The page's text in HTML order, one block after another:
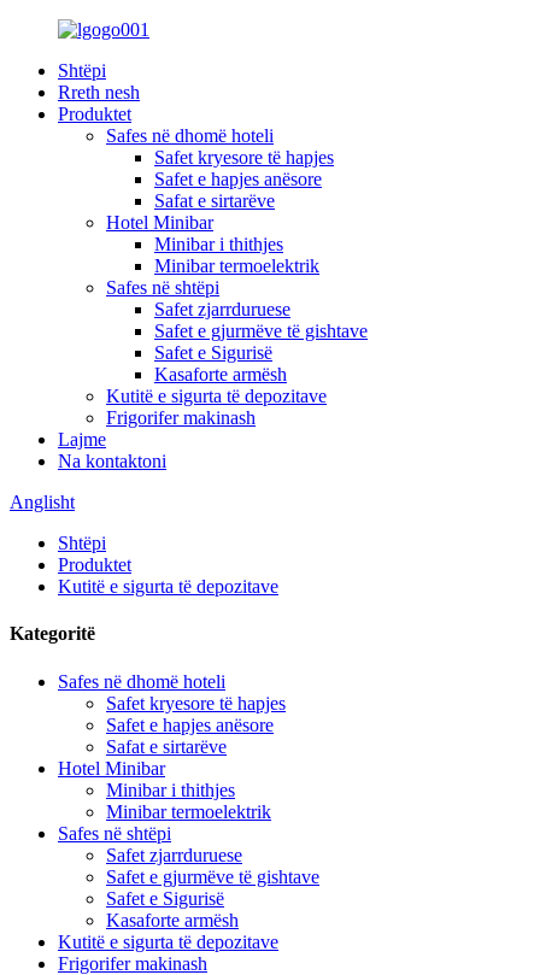
Shtëpi
Rreth nesh
Produktet
Safes në dhomë hoteli
Safet kryesore të hapjes
Safet e hapjes anësore
Safat e sirtarëve
Hotel Minibar
Minibar i thithjes
Minibar termoelektrik
Safes në shtëpi
Safet zjarrduruese
Safet e gjurmëve të gishtave
Safet e Sigurisë
Kasaforte armësh
Kutitë e sigurta të depozitave
Frigorifer makinash
Lajme
Na kontaktoni
Anglisht
Shtëpi
Produktet
Kutitë e sigurta të depozitave
Kategoritë
Safes në dhomë hoteli
Safet kryesore të hapjes
Safet e hapjes anësore
Safat e sirtarëve
Hotel Minibar
Minibar i thithjes
Minibar termoelektrik
Safes në shtëpi
Safet zjarrduruese
Safet e gjurmëve të gishtave
Safet e Sigurisë
Kasaforte armësh
Kutitë e sigurta të depozitave
Frigorifer makinash